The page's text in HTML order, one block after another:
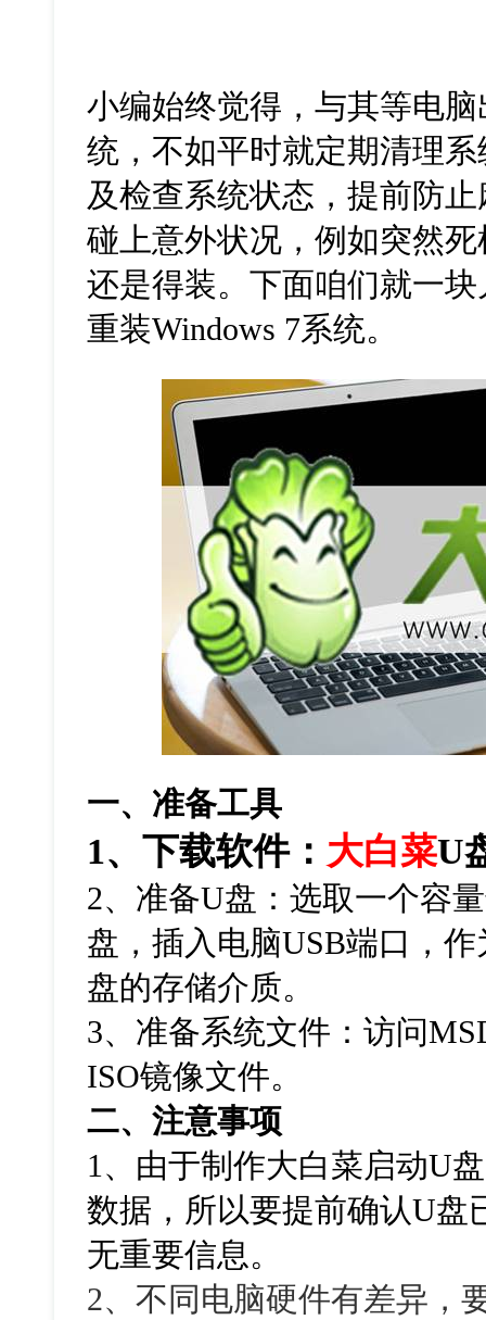
小编始终觉得，与其等电
统，不如平时就定期清理
及检查系统状态，提前防
碰上意外状况，例如突然
还是得装。下面咱们就一
重装Windows 7系统。
一、准备工具
1、下载软件： 大白菜U
2、准备U盘：选取一个容
盘，插入电脑USB端口，作
盘的存储介质。
3、准备系统文件：访问
ISO镜像文件。
二、注意事项
1 、由于制作大白菜启动U
数据，所以要提前确认U盘
无重要信息。
2、不同电脑硬件有差异，